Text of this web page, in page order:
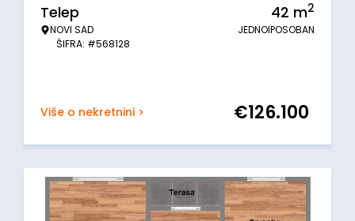
Telep
NOVI SAD
ŠIFRA: #568128
42 m2
JEDNOIPOSOBAN
Više o nekretnini > €126.100